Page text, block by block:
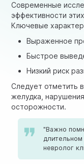
Современные
эффективности
Ключевые
Выраженное
Быстрое
Низкий риск
Следует отметить
желудка,
осторожности.
"Важно
невролог